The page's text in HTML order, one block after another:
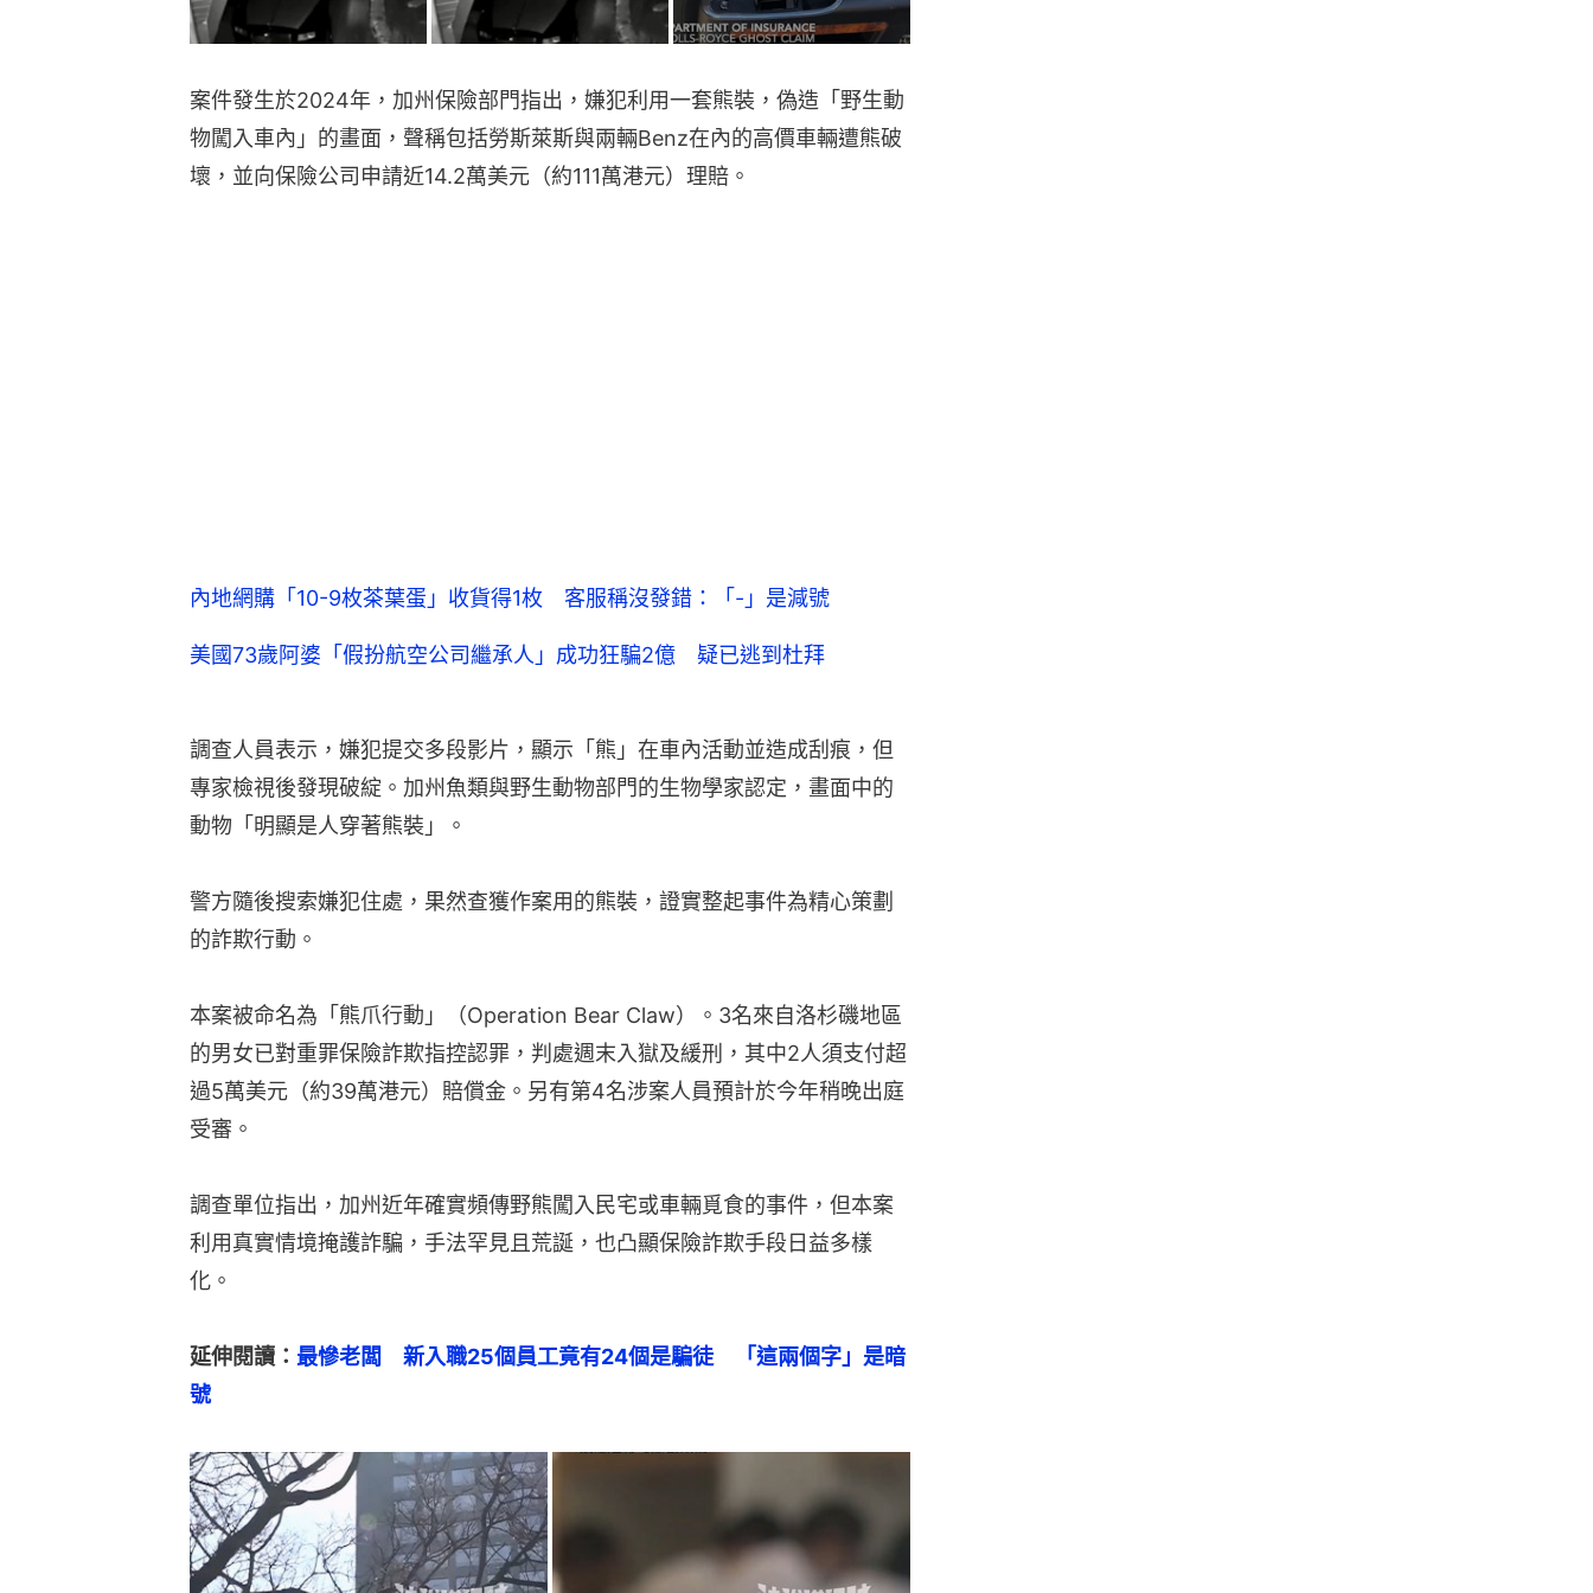
案件發生於2024年，加州保險部門指出，嫌犯利用一套熊裝，偽造「野生動
物闖入車內」的畫面，聲稱包括勞斯萊斯與兩輛Benz在內的高價車輛遭熊破
壞，並向保險公司申請近14.2萬美元（約111萬港元）理賠。
內地網購「10-9枚茶葉蛋」收貨得1枚 客服稱沒發錯：「-」是減號
美國73歲阿婆「假扮航空公司繼承人」成功狂騙2億 疑已逃到杜拜
調查人員表示，嫌犯提交多段影片，顯示「熊」在車內活動並造成刮痕，但
專家檢視後發現破綻。加州魚類與野生動物部門的生物學家認定，畫面中的
動物「明顯是人穿著熊裝」。
警方隨後搜索嫌犯住處，果然查獲作案用的熊裝，證實整起事件為精心策劃
的詐欺行動。
本案被命名為「熊爪行動」（Operation Bear Claw）。3名來自洛杉磯地區
的男女已對重罪保險詐欺指控認罪，判處週末入獄及緩刑，其中2人須支付超
過5萬美元（約39萬港元）賠償金。另有第4名涉案人員預計於今年稍晚出庭
受審。
調查單位指出，加州近年確實頻傳野熊闖入民宅或車輛覓食的事件，但本案
利用真實情境掩護詐騙，手法罕見且荒誕，也凸顯保險詐欺手段日益多樣
化。
延伸閱讀： 最慘老闆　新入職25個員工竟有24個是騙徒　「這兩個字」是暗
號